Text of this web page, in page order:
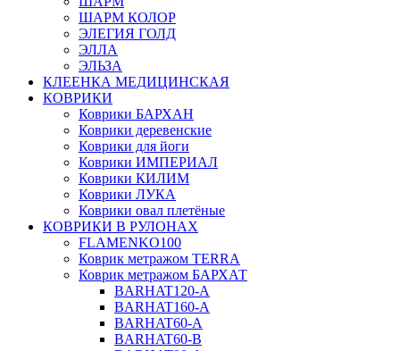
ШАРМ КОЛОР
ЭЛЕГИЯ ГОЛД
ЭЛЛА
ЭЛЬЗА
КЛЕЕНКА МЕДИЦИНСКАЯ
КОВРИКИ
Коврики БАРХАН
Коврики деревенские
Коврики для йоги
Коврики ИМПЕРИАЛ
Коврики КИЛИМ
Коврики ЛУКА
Коврики овал плетёные
КОВРИКИ В РУЛОНАХ
FLAMENKO100
Коврик метражом TERRA
Коврик метражом БАРХАТ
BARHAT120-A
BARHAT160-A
BARHAT60-A
BARHAT60-B